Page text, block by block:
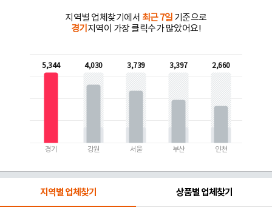
지역별 업체찾기에서 최근 7일 기준으로
경기 지역이 가장 클릭수가 많았어요!
5,344
경기
4,030
강원
3,739
서울
3,397
부산
2,660
인천
지역별 업체찾기 상품별 업체찾기